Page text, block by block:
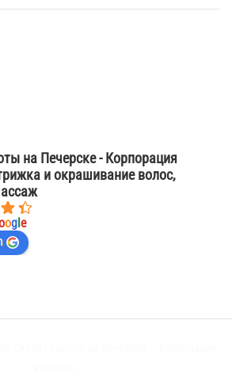
на Печерске - Корпорация
и окрашивание волос,
ogle